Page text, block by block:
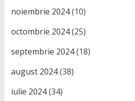
noiembrie 2024(10)
octombrie 2024(25)
septembrie 2024(18)
august 2024(38)
iulie 2024(34)